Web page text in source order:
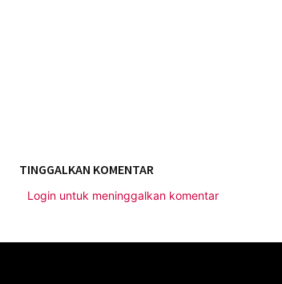
TINGGALKAN KOMENTAR
Login untuk meninggalkan komentar